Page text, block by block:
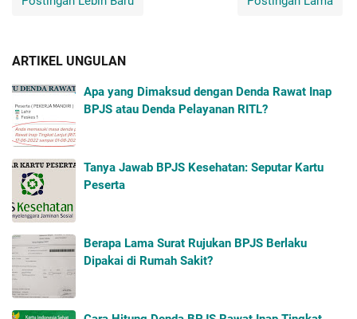
ARTIKEL UNGULAN
Apa yang Dimaksud dengan Denda Rawat Inap
BPJS atau Denda Pelayanan RITL?
Tanya Jawab BPJS Kesehatan: Seputar Kartu
Peserta
Berapa Lama Surat Rujukan BPJS Berlaku
Dipakai di Rumah Sakit?